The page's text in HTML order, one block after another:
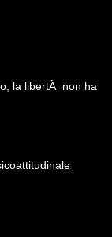
la libertÃ non ha